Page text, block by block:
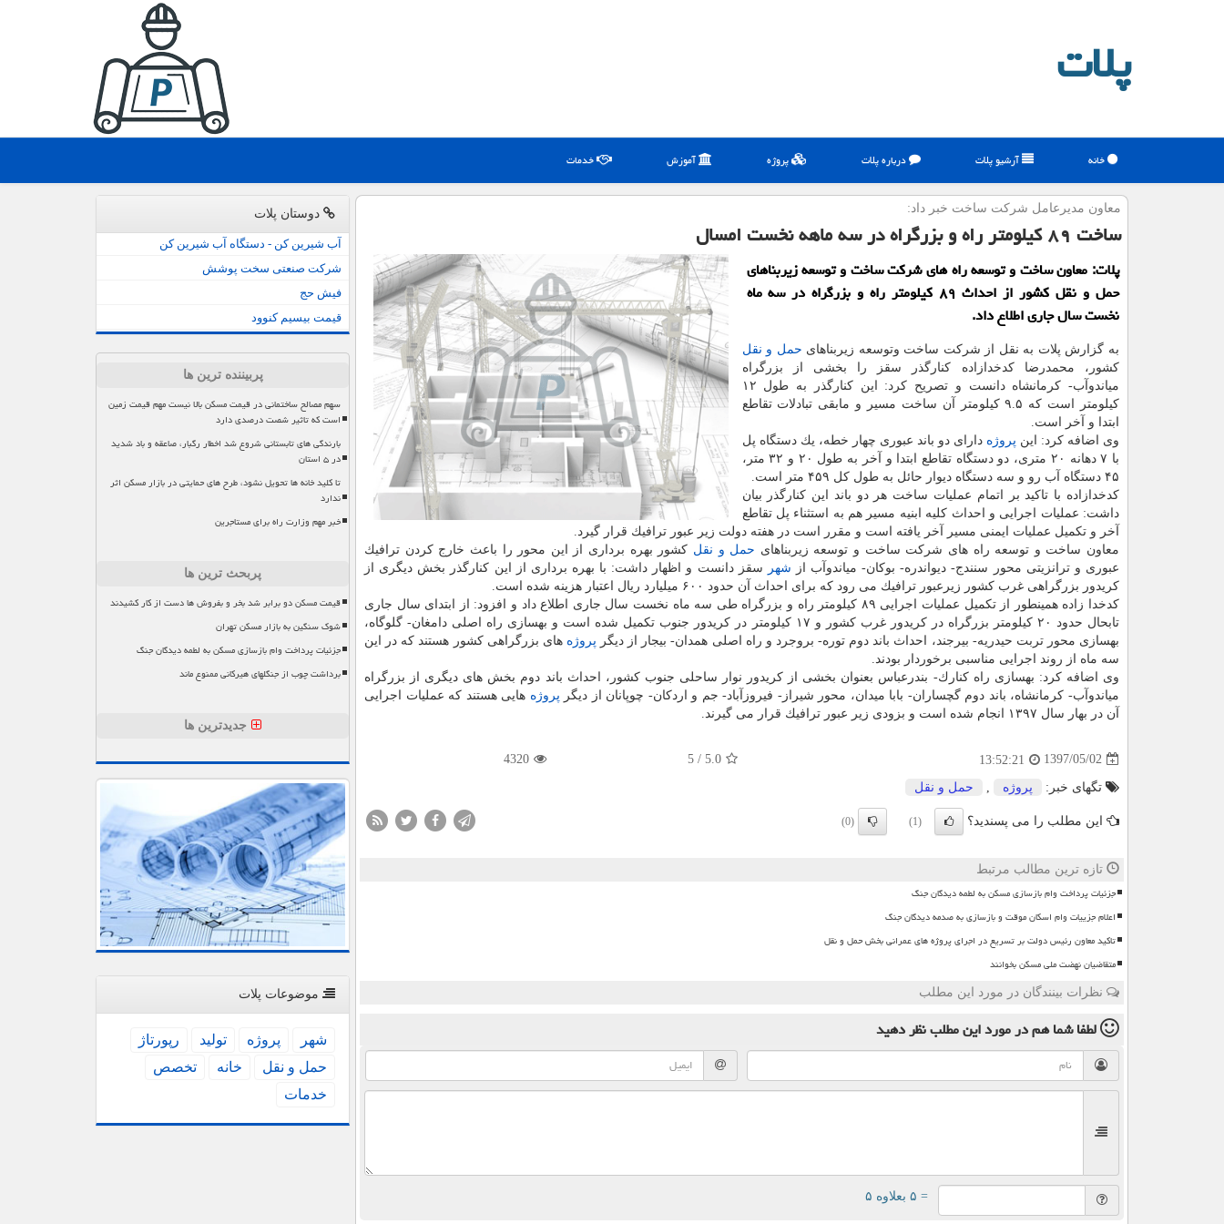
پلات
خانه آرشیو پلات درباره پلات پروژه آموزش خدمات
معاون مدیرعامل شركت ساخت خبر داد:
ساخت ۸۹ كیلومتر راه و بزرگراه در سه ماهه نخست امسال
پلات: معاون ساخت و توسعه راه های شركت ساخت و توسعه زیربناهای
حمل و نقل كشور از احداث ۸۹ كیلومتر راه و بزرگراه در سه ماه
نخست سال جاری اطلاع داد.
به گزارش پلات به نقل از شركت ساخت وتوسعه زیربناهای حمل و نقل
كشور، محمدرضا كدخدازاده كنارگذر سقز را بخشی از بزرگراه
میاندوآب- كرمانشاه دانست و تصریح كرد: این كنارگذر به طول ۱۲
كیلومتر است كه ۹.۵ كیلومتر آن ساخت مسیر و مابقی تبادلات تقاطع
ابتدا و آخر است.
وی اضافه كرد: این پروژه دارای دو باند عبوری چهار خطه، یك دستگاه پل
با ۷ دهانه ۲۰ متری، دو دستگاه تقاطع ابتدا و آخر به طول ۲۰ و ۳۲ متر،
۴۵ دستگاه آب رو و سه دستگاه دیوار حائل به طول كل ۴۵۹ متر است.
كدخدازاده با تاكید بر اتمام عملیات ساخت هر دو باند این كنارگذر بیان
داشت: عملیات اجرایی و احداث كلیه ابنیه مسیر هم به استثناء پل تقاطع
آخر و تكمیل عملیات ایمنی مسیر آخر یافته است و مقرر است در هفته دولت زیر عبور ترافیك قرار گیرد.
معاون ساخت و توسعه راه های شركت ساخت و توسعه زیربناهای حمل و نقل كشور بهره برداری از این محور را باعث خارج كردن ترافیك
عبوری و ترانزیتی محور سنندج- دیواندره- بوكان- میاندوآب از شهر
سقز دانست و اظهار داشت: با بهره برداری از این كنارگذر بخش دیگری از
كریدور بزرگراهی غرب كشور زیرعبور ترافیك می رود كه برای احداث آن حدود ۶۰۰ میلیارد ریال اعتبار هزینه شده است.
كدخدا زاده همینطور از تكمیل عملیات اجرایی ۸۹ كیلومتر راه و بزرگراه طی سه ماه نخست سال جاری اطلاع داد و افزود: از ابتدای سال جاری
تابحال حدود ۲۰ كیلومتر بزرگراه در كریدور غرب كشور و ۱۷ كیلومتر در كریدور جنوب تكمیل شده است و بهسازی راه اصلی دامغان- گلوگاه،
بهسازی محور تربت حیدریه- بیرجند، احداث باند دوم توره- بروجرد و راه اصلی همدان- بیجار از دیگر پروژه های بزرگراهی كشور هستند كه در این
سه ماه از روند اجرایی مناسبی برخوردار بودند.
وی اضافه كرد: بهسازی راه كنارك- بندرعباس بعنوان بخشی از كریدور نوار ساحلی جنوب كشور، احداث باند دوم بخش های دیگری از بزرگراه
میاندوآب- كرمانشاه، باند دوم گچساران- بابا میدان، محور شیراز- فیروزآباد- جم و اردكان- چوپانان از دیگر پروژه هایی هستند كه عملیات اجرایی
آن در بهار سال ۱۳۹۷ انجام شده است و بزودی زیر عبور ترافیك قرار می گیرند.
1397/05/02
13:52:21
5.0
/
5
4320
تگهای خبر: پروژه حمل و نقل
این مطلب را می پسندید؟ (1)
(0)
تازه ترین مطالب مرتبط
جزئیات پرداخت وام بازسازی مسکن به لطمه دیدگان جنگ
اعلام جزییات وام اسکان موقت و بازسازی به صدمه دیدگان جنگ
تاکید معاون رئیس دولت بر تسریع در اجرای پروژه های عمرانی بخش حمل و نقل
متقاضیان نهضت ملی مسکن بخوانند
نظرات بینندگان در مورد این مطلب
لطفا شما همدر مورد این مطلبنظر دهید
= ۵ بعلاوه ۵
دوستان پلات
آب شیرین کن - دستگاه آب شیرین کن
شرکت صنعتی سخت پوشش
فیش حج
قیمت بیسیم کنوود
پربیننده ترین ها
سهم مصالح ساختمانی در قیمت مسکن بالا نیست مهم قیمت زمین
است که تاثیر شصت درصدی دارد
بارندگی های تابستانی شروع شد اخطار رگبار، صاعقه و باد شدید
در ۵ استان
تا کلید خانه ها تحویل نشود، طرح های حمایتی در بازار مسکن اثر
ندارد
خبر مهم وزارت راه برای مستاجرین
پربحث ترین ها
قیمت مسکن دو برابر شد بخر و بفروش ها دست از کار کشیدند
شوک سنگین به بازار مسکن تهران
جزئیات پرداخت وام بازسازی مسکن به لطمه دیدگان جنگ
برداشت چوب از جنگلهای هیرکانی ممنوع ماند
جدیدترین ها
موضوعات پلات
شهر پروژه تولید
رپورتاژ
حمل و نقل
خانه
تخصص
خدمات